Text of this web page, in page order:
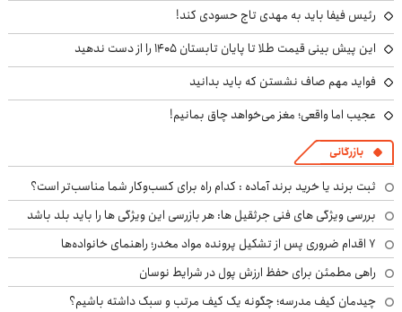
رئیس فیفا باید به مهدی تاج حسودی کند!
این پیش بینی قیمت طلا تا پایان تابستان ۱۴۰۵ را از دست ندهید
فواید مهم صاف نشستن که باید بدانید
عجیب اما واقعی؛ مغز می‌خواهد چاق بمانیم!
بازرگانی
ثبت برند یا خرید برند آماده : کدام راه برای کسب‌وکار شما مناسب‌تر است؟
بررسی ویژگی های فنی جرثقیل ها: هر بازرسی این ویژگی ها را باید بلد باشد
۷ اقدام ضروری پس از تشکیل پرونده مواد مخدر؛ راهنمای خانواده‌ها
راهی مطمئن برای حفظ ارزش پول در شرایط نوسان
چیدمان کیف مدرسه؛ چگونه یک کیف مرتب و سبک داشته باشیم؟